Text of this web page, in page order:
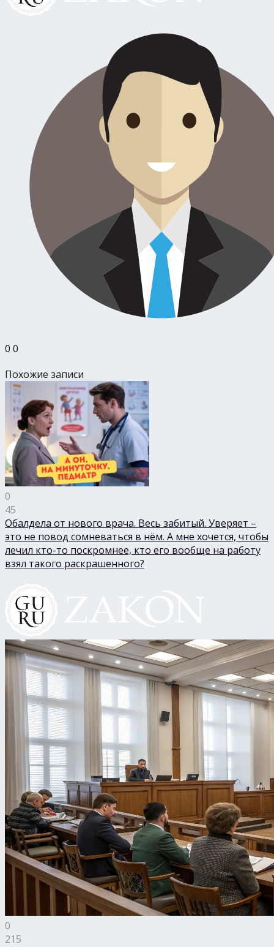
0 0
Похожие записи
0
45
Обалдела от нового врача. Весь забитый. Уверяет –
это не повод сомневаться в нём. А мне хочется, чтобы
лечил кто-то поскромнее, кто его вообще на работу
взял такого раскрашенного?
0
215